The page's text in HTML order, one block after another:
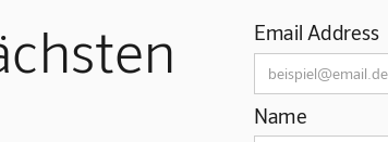
Email Address
Name